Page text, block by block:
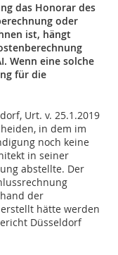
das Honorar des
oder
ist, hängt
Wenn eine solche
für die
Urt. v. 25.1.2019
in dem im
noch keine
in seiner
abstellte. Der
der
hätte werden
Düsseldorf